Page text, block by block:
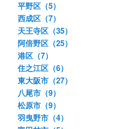
平野区（5）
西成区（7）
天王寺区（35）
阿倍野区（25）
港区（7）
住之江区（6）
東大阪市（27）
八尾市（9）
松原市（9）
羽曳野市（4）